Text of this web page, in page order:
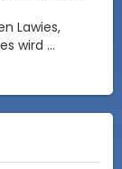
Lawies,
wird ...